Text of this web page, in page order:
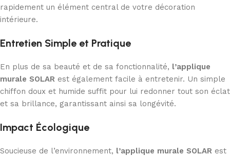
rapidement un élément central de votre décoration
intérieure.
Entretien Simple et Pratique
En plus de sa beauté et de sa fonctionnalité, l’applique
murale SOLAR est également facile à entretenir. Un simple
chiffon doux et humide suffit pour lui redonner tout son éclat
et sa brillance, garantissant ainsi sa longévité.
Impact Écologique
Soucieuse de l’environnement, l’applique murale SOLAR est